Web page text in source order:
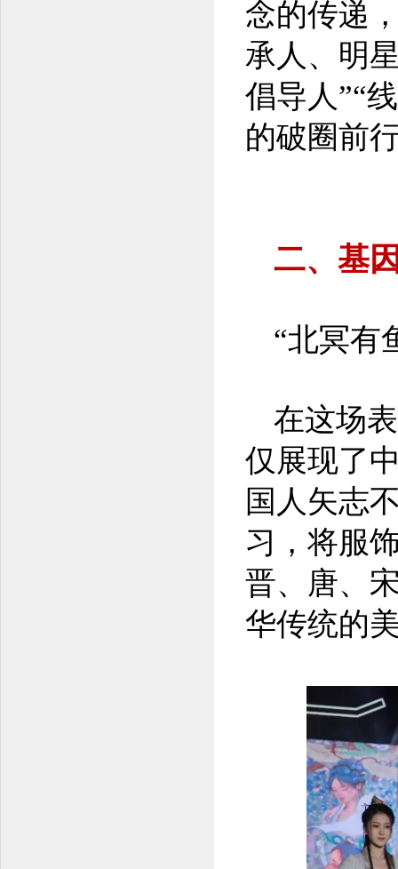
念的传递
承人、明
倡导人”“
的破圈前
二、基
“北冥有
在这场
仅展现了
国人矢志
习，将服
晋、唐、
华传统的